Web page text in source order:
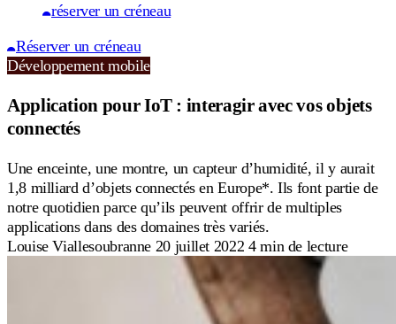
réserver un créneau
Réserver un créneau
Développement mobile
Application pour IoT : interagir avec vos objets
connectés
Une enceinte, une montre, un capteur d’humidité, il y aurait
1,8 milliard d’objets connectés en Europe*. Ils font partie de
notre quotidien parce qu’ils peuvent offrir de multiples
applications dans des domaines très variés.
Louise Viallesoubranne 20 juillet 2022 4 min de lecture